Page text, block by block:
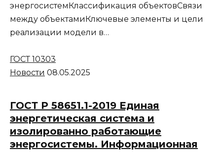
энергосистемКлассификация объектовСвязи
между объектамиКлючевые элементы и цели
реализации модели в…
ГОСТ 10303
Новости 08.05.2025
ГОСТ Р 58651.1-2019 Единая
энергетическая система и
изолированно работающие
энергосистемы. Информационная